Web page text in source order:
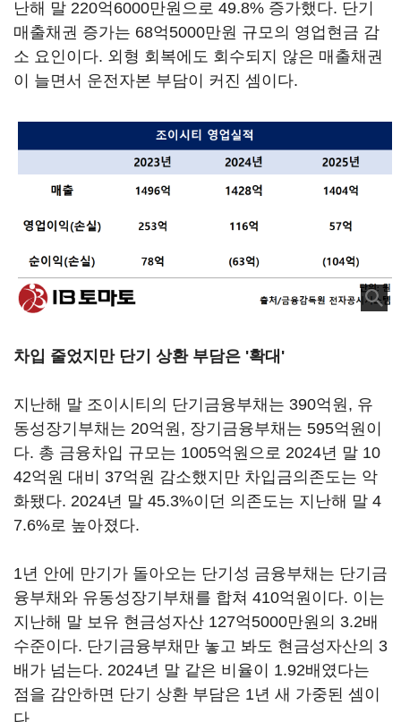
난해 말 220억6000만원으로 49.8% 증가했다. 단기
매출채권 증가는 68억5000만원 규모의 영업현금 감
소 요인이다. 외형 회복에도 회수되지 않은 매출채권
이 늘면서 운전자본 부담이 커진 셈이다.
차입 줄었지만 단기 상환 부담은 '확대'
지난해 말 조이시티의 단기금융부채는 390억원, 유
동성장기부채는 20억원, 장기금융부채는 595억원이
다. 총 금융차입 규모는 1005억원으로 2024년 말 10
42억원 대비 37억원 감소했지만 차입금의존도는 악
화됐다. 2024년 말 45.3%이던 의존도는 지난해 말 4
7.6%로 높아졌다.
1년 안에 만기가 돌아오는 단기성 금융부채는 단기금
융부채와 유동성장기부채를 합쳐 410억원이다. 이는
지난해 말 보유 현금성자산 127억5000만원의 3.2배
수준이다. 단기금융부채만 놓고 봐도 현금성자산의 3
배가 넘는다. 2024년 말 같은 비율이 1.92배였다는
점을 감안하면 단기 상환 부담은 1년 새 가중된 셈이